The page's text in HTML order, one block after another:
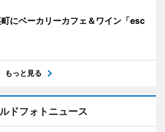
にベーカリーカフェ＆ワイン「esc
もっと見る
ドフォトニュース